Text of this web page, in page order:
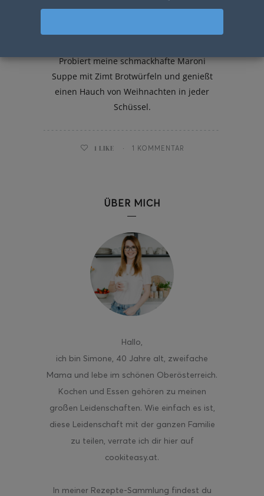
Brotwürfeln
Probiert meine schmackhafte Maroni
Suppe mit Zimt Brotwürfeln und genießt
einen Hauch von Weihnachten in jeder
Schüssel.
1 LIKE 1 KOMMENTAR
ÜBER MICH
Hallo,
ich bin Simone, 40 Jahre alt, zweifache
Mama und lebe im schönen Oberösterreich.
Kochen und Essen gehören zu meinen
großen Leidenschaften. Wie einfach es ist,
diese Leidenschaft mit der ganzen Familie
zu teilen, verrate ich dir hier auf
cookiteasy.at.
In meiner Rezepte-Sammlung findest du